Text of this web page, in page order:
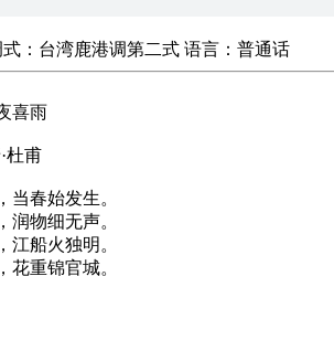
：台湾鹿港调第二式 语言：普通话
喜雨
杜甫
当春始发生。
润物细无声。
江船火独明。
花重锦官城。